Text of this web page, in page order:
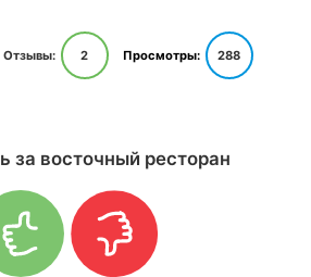
Отзывы: 2 Просмотры: 288
за восточный ресторан